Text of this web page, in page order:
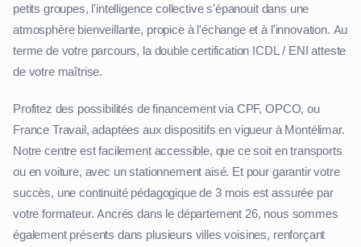
petits groupes, l'intelligence collective s'épanouit dans une
atmosphère bienveillante, propice à l'échange et à l'innovation. Au
terme de votre parcours, la double certification ICDL / ENI atteste
de votre maîtrise.
Profitez des possibilités de financement via CPF, OPCO, ou
France Travail, adaptées aux dispositifs en vigueur à Montélimar.
Notre centre est facilement accessible, que ce soit en transports
ou en voiture, avec un stationnement aisé. Et pour garantir votre
succès, une continuité pédagogique de 3 mois est assurée par
votre formateur. Ancrés dans le département 26, nous sommes
également présents dans plusieurs villes voisines, renforçant